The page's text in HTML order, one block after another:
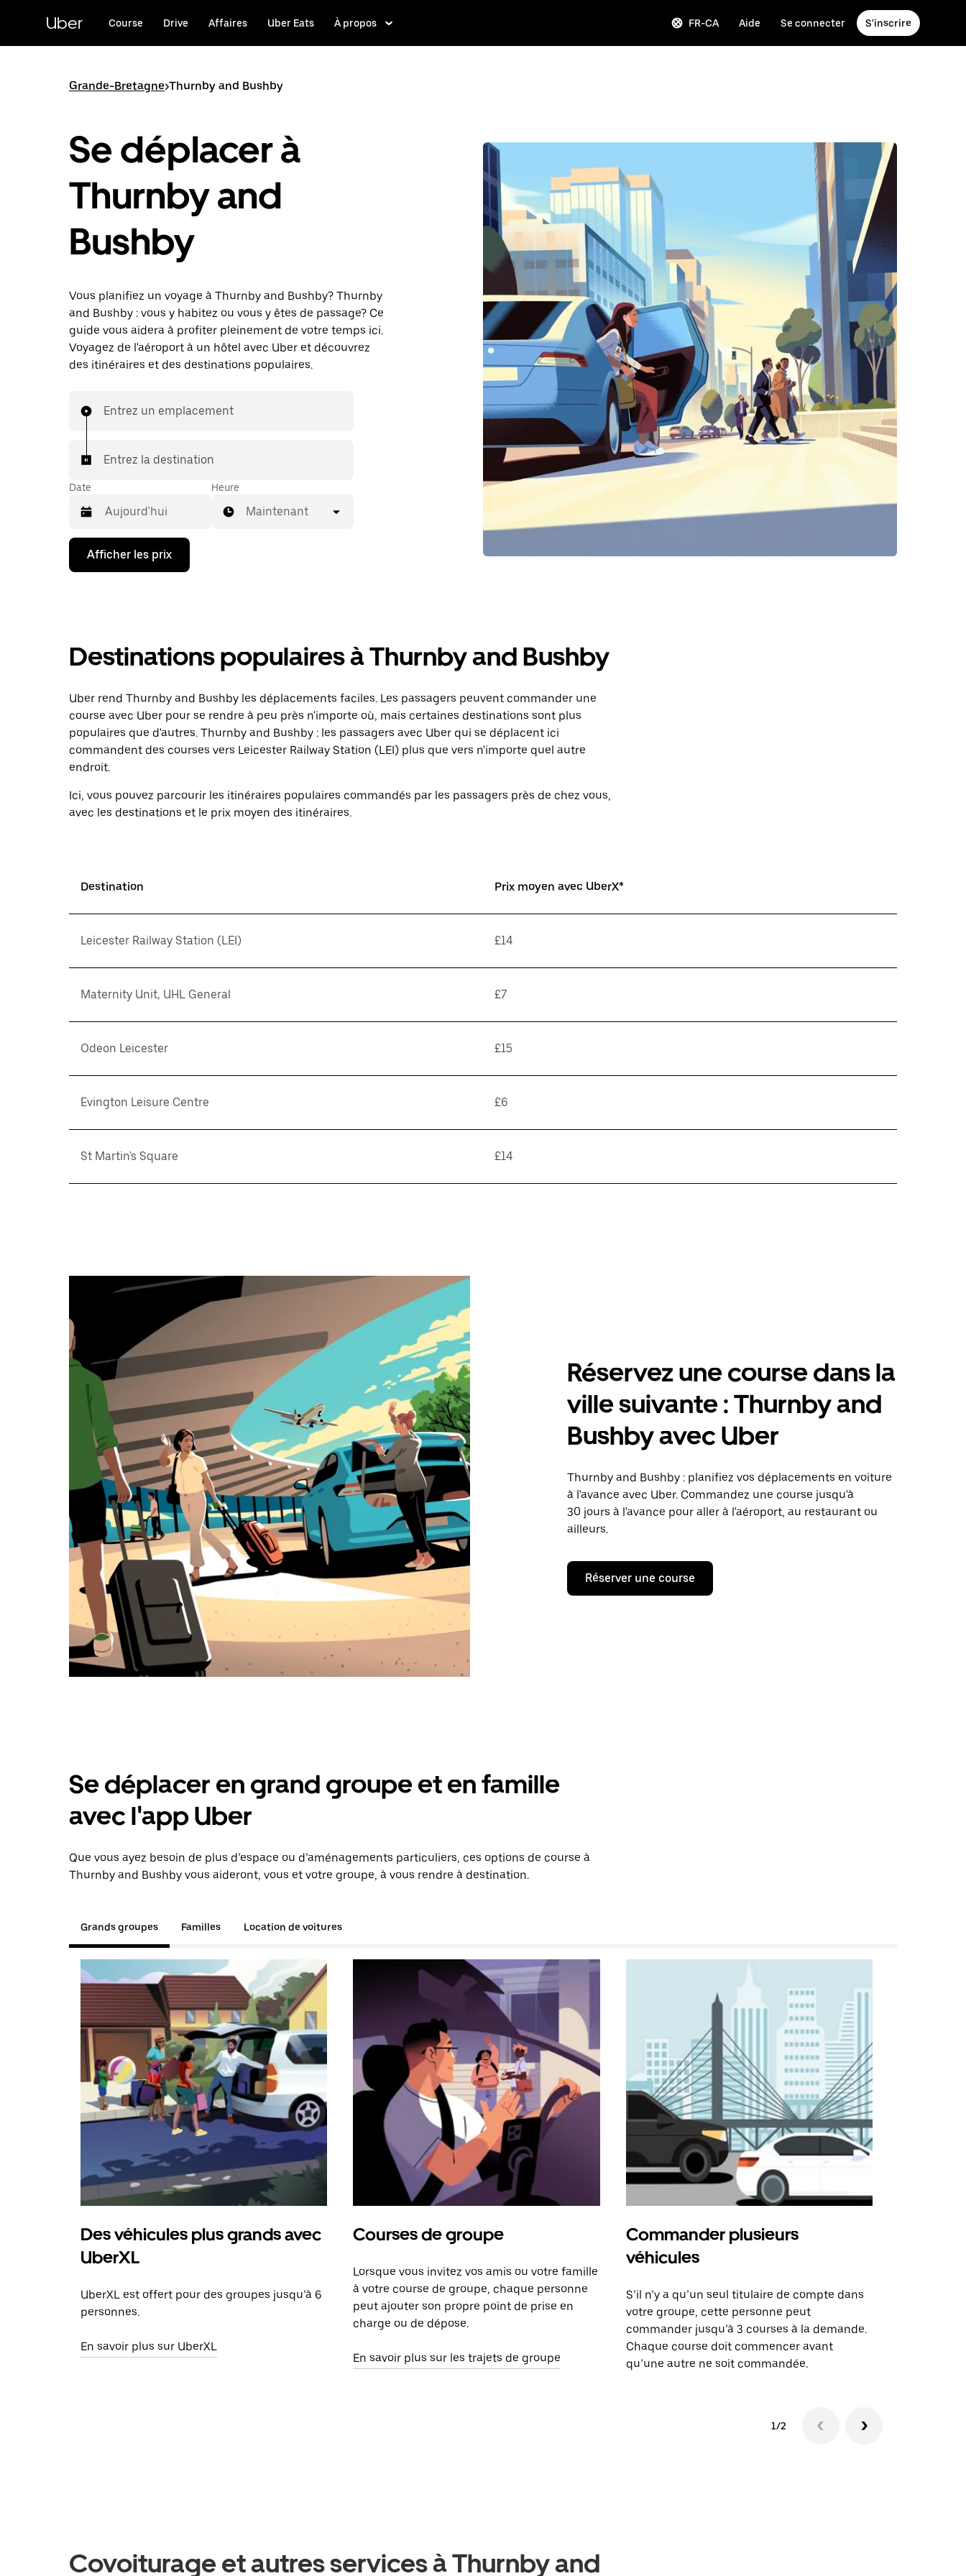
principal
Uber Course Drive Affaires Uber Eats À propos FR-CA Aide Se connecter S'inscrire
Grande-Bretagne>Thurnby and Bushby
Se déplacer à
Thurnby and
Bushby
Vous planifiez un voyage à Thurnby and Bushby? Thurnby
and Bushby : vous y habitez ou vous y êtes de passage? Ce
guide vous aidera à profiter pleinement de votre temps ici.
Voyagez de l'aéroport à un hôtel avec Uber et découvrez
des itinéraires et des destinations populaires.
Entrez un emplacement
Entrez la destination
Date
Appuyez
la
interagir
avec
et
sélectionner
une
date.
Appuyez
sur
touche
d'échappement
pour
Heure
Maintenant
Afficher les prix
Destinations populaires à Thurnby and Bushby
Uber rend Thurnby and Bushby les déplacements faciles. Les passagers peuvent commander une
course avec Uber pour se rendre à peu près n'importe où, mais certaines destinations sont plus
populaires que d'autres. Thurnby and Bushby : les passagers avec Uber qui se déplacent ici
commandent des courses vers Leicester Railway Station (LEI) plus que vers n'importe quel autre
endroit.
Ici, vous pouvez parcourir les itinéraires populaires commandés par les passagers près de chez vous,
avec les destinations et le prix moyen des itinéraires.
Destination Prix moyen avec UberX*
Leicester Railway Station (LEI) £14
Maternity Unit, UHL General £7
Odeon Leicester £15
Evington Leisure Centre £6
St Martin's Square £14
Réservez une course dans la
ville suivante : Thurnby and
Bushby avec Uber
Thurnby and Bushby : planifiez vos déplacements en voiture
à l'avance avec Uber. Commandez une course jusqu'à
30 jours à l'avance pour aller à l'aéroport, au restaurant ou
ailleurs.
Réserver une course
Se déplacer en grand groupe et en famille
avec l'app Uber
Que vous ayez besoin de plus d’espace ou d’aménagements particuliers, ces options de course à
Thurnby and Bushby vous aideront, vous et votre groupe, à vous rendre à destination.
Grands groupes Familles Location de voitures
Des véhicules plus grands avec
UberXL
UberXL est offert pour des groupes jusqu’à 6
personnes.
En savoir plus sur UberXL
Courses de groupe
Lorsque vous invitez vos amis ou votre famille
à votre course de groupe, chaque personne
peut ajouter son propre point de prise en
charge ou de dépose.
En savoir plus sur les trajets de groupe
Commander plusieurs
véhicules
S’il n’y a qu’un seul titulaire de compte dans
votre groupe, cette personne peut
commander jusqu’à 3 courses à la demande.
Chaque course doit commencer avant
qu’une autre ne soit commandée.
1/2
Covoiturage et autres services à Thurnby and